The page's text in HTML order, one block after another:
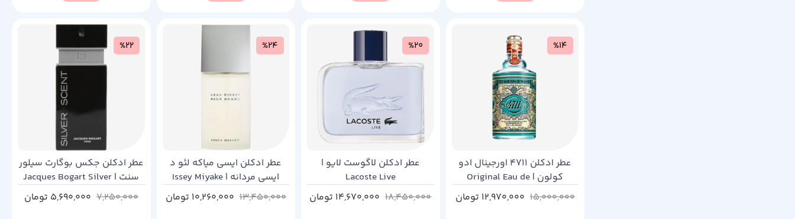
%14
عطر ادکلن 4711 اورجینال ادو
کولون | Original Eau de
Cologne 471115,000,000
12,970,000 تومان
%20
عطر ادکلن لاگوست لایو |
Lacoste Live
18,450,000
14,670,000 تومان
%24
عطر ادکلن ایسی میاکه لئو د
ایسی مردانه | Issey Miyake
L’Eau D’Issey Pour Homme
13,450,000
10,260,000 تومان
%22
عطر ادکلن جکس بوگارت سیلور
سنت | Jacques Bogart Silver
Scent 7,250,000
5,690,000 تومان